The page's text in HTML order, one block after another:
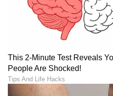
ABOUT THE AUTHOR
Suchethana D
Suchetana ಮಲೆನಾಡಿನ
ಅನುಭವ. ಇದರಲ್ಲಿ 10 ವರ್ಷ
ಮತ್ತು ಮಹಿಳಾ ಸಂವೇದನೆಗೆ
ಮಾಧ್ಯಮ ಅಕಾಡೆಮಿ,
ರೋಟರಿ ಎಕ್ಸಲೆನ್ಸ್​ ಅವಾರ್ಡ್​
ಶಿಲ್ಪಾ ಶೆಟ್ಟಿ ಮನರಂಜನಾ ಸುದ್ದಿ